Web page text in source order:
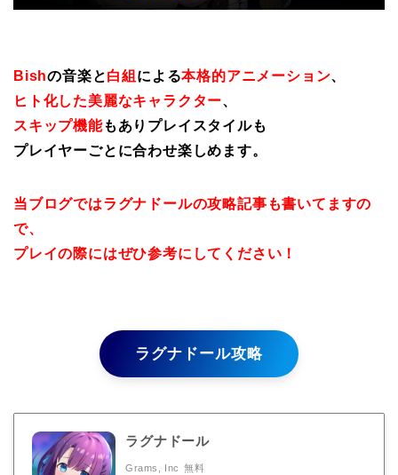
Bishの音楽と白組 による本格的アニメーション、
ヒト化した美麗なキャラクター、
スキップ機能もありプレイスタイルも
プレイヤーごとに合わせ楽しめます。
当ブログではラグナドールの攻略記事も書いてますの
で、
プレイの際にはぜひ参考にしてください！
ラグナドール攻略
ラグナドール
Grams, Inc 無料